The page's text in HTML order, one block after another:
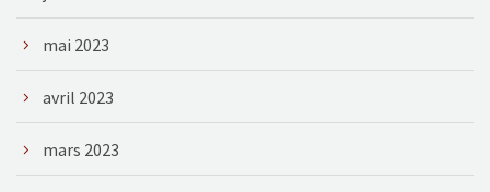
mai 2023
avril 2023
mars 2023